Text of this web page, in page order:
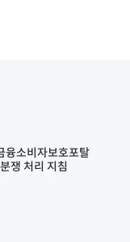
융소비자보호포탈
쟁 처리 지침